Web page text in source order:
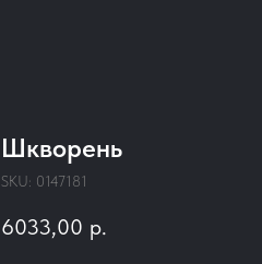
Шкворень
SKU: 0147181
6033,00 р.